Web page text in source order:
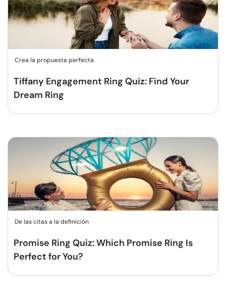
Crea la propuesta perfecta
Tiffany Engagement Ring Quiz: Find Your
Dream Ring
De las citas a la definición
Promise Ring Quiz: Which Promise Ring Is
Perfect for You?